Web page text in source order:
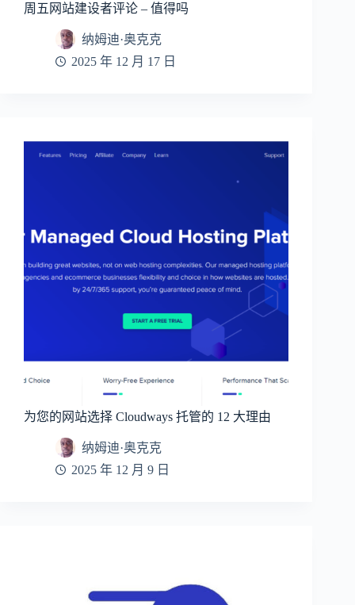
周五网站建设者评论 – 值得吗
纳姆迪·奥克克
2025 年 12 月 17 日
为您的网站选择 Cloudways 托管的 12 大理由
纳姆迪·奥克克
2025 年 12 月 9 日